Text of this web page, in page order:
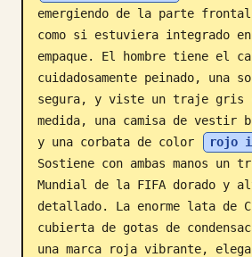
emergiendo de la parte
como si estuviera integrado
empaque. El hombre tiene el
cuidadosamente peinado, una
segura, y viste un traje gris
medida, una camisa de vestir
y una corbata de color
rojo
Sostiene con ambas manos un
Mundial de la FIFA dorado y
detallado. La enorme lata de
cubierta de gotas de
una marca roja vibrante,